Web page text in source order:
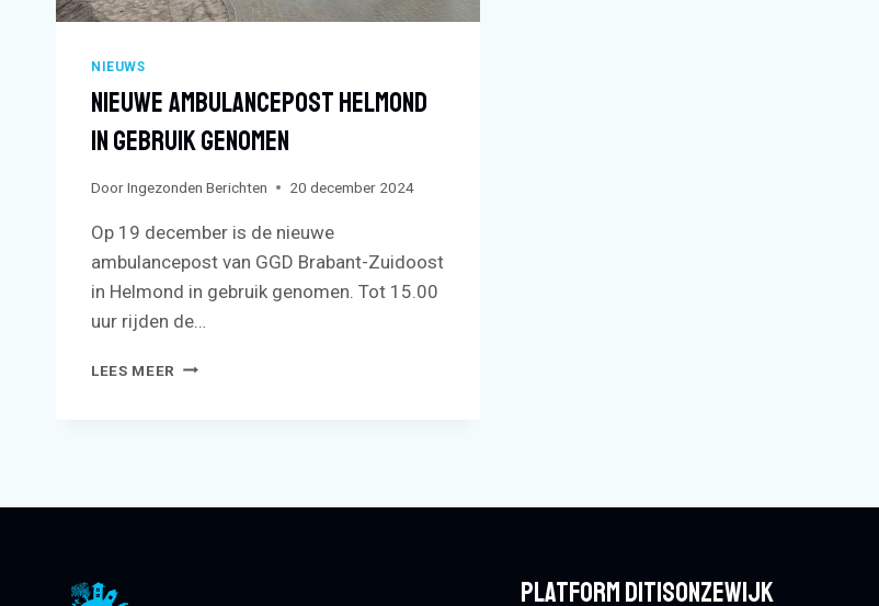
NIEUWS
Nieuwe Ambulancepost Helmond
In Gebruik Genomen
DoorIngezonden Berichten 20 december 2024
Op 19 december is de nieuwe
ambulancepost van GGD Brabant-Zuidoost
in Helmond in gebruik genomen. Tot 15.00
uur rijden de…
LEES MEER NIEUWE
Platform Ditisonzewijk